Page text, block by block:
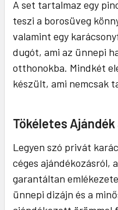
A set tartalmaz egy
teszi a borosüveg
valamint egy
dugót, ami az ünnepi
otthonokba. Mindkét
készült, ami nemcsak
Tökéletes
Legyen szó privát
céges ajándékozásról,
garantáltan
ünnepi dizájn és a